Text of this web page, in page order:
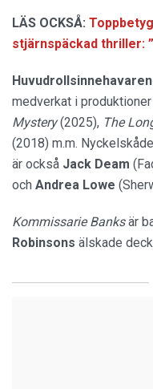
LÄS OCKSÅ:
stjärnspäckad thriller:
medverkat i
Mystery(2025), The
(2018) m.m.
är också Jack Deam
och Andrea Lowe
Kommissarie Banksär
Robinsons älskade